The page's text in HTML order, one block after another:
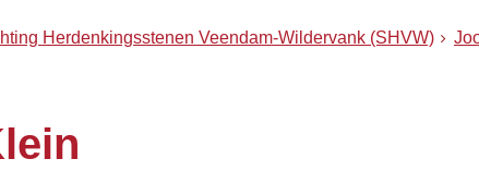
Herdenkingsstenen Veendam-Wildervank (SHVW)